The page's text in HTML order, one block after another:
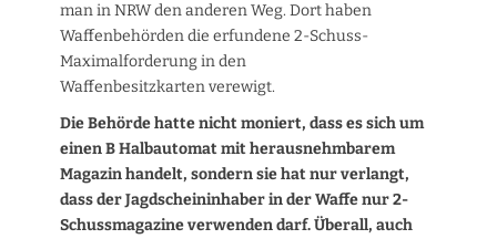
man in NRW den anderen Weg. Dort haben
Waffenbehörden die erfundene 2-Schuss-
Maximalforderung in den
Waffenbesitzkarten verewigt.
Die Behörde hatte nicht moniert, dass es sich um
einen B Halbautomat mit herausnehmbarem
Magazin handelt, sondern sie hat nur verlangt,
dass der Jagdscheininhaber in der Waffe nur 2-
Schussmagazine verwenden darf. Überall, auch